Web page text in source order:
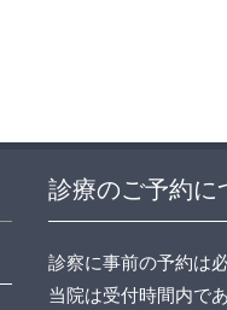
診療のご予約に
診察に事前の予約は
当院は受付時間内で